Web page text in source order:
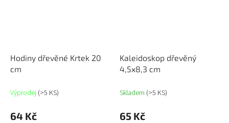
Hodiny dřevěné Krtek 20
cm
Výprodej (>5 KS)
64 Kč
Kaleidoskop dřevěný
4,5x8,3 cm
Skladem (>5 KS)
65 Kč